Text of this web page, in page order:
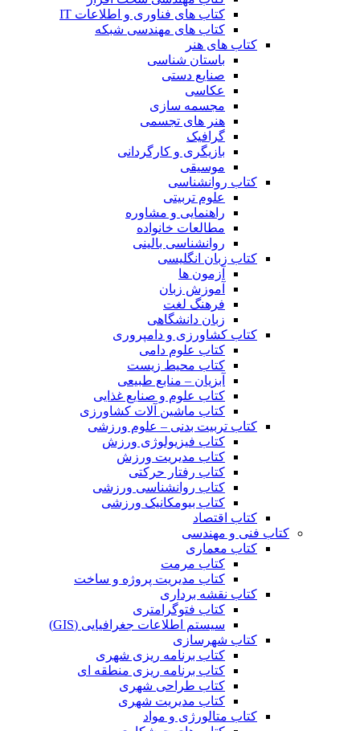
کتاب های فناوری و اطلاعات IT
کتاب های مهندسی شبکه
کتاب های هنر
باستان شناسی
صنایع دستی
عکاسی
مجسمه سازی
هنر های تجسمی
گرافیک
بازیگری و کارگردانی
موسیقی
کتاب روانشناسی
علوم تربیتی
راهنمایی و مشاوره
مطالعات خانواده
روانشناسی بالینی
کتاب زبان انگلیسی
آزمون ها
آموزش زبان
فرهنگ لغت
زبان دانشگاهی
کتاب کشاورزی و دامپروری
کتاب علوم دامی
کتاب محیط زیست
آبزیان – منابع طبیعی
کتاب علوم و صنایع غذایی
کتاب ماشین آلات کشاورزی
کتاب تربیت بدنی – علوم ورزشی
کتاب فیزیولوژی ورزش
کتاب مدیریت ورزش
کتاب رفتار حرکتی
کتاب روانشناسی ورزشی
کتاب بیومکانیک ورزشی
کتاب اقتصاد
کتاب فنی و مهندسی
کتاب معماری
کتاب مرمت
کتاب مدیریت پروژه و ساخت
کتاب نقشه برداری
کتاب فتوگرامتری
سیستم اطلاعات جغرافیایی (GIS)
کتاب شهرسازی
کتاب برنامه ریزی شهری
کتاب برنامه ریزی منطقه ای
کتاب طراحی شهری
کتاب مدیریت شهری
کتاب متالورژی و مواد